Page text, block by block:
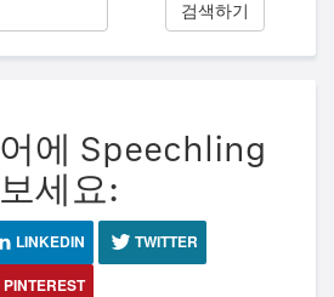
검색하기
에 Speechling
세요:
LINKEDIN
TWITTER
PINTEREST